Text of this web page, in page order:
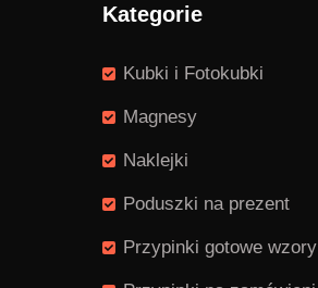
Kategorie
Kubki i Fotokubki
Magnesy
Naklejki
Poduszki na prezent
Przypinki gotowe wzory